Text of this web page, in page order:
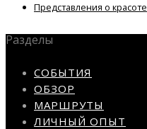
Представления о красоте
Разделы
СОБЫТИЯ
ОБЗОР
МАРШРУТЫ
ЛИЧНЫЙ ОПЫТ